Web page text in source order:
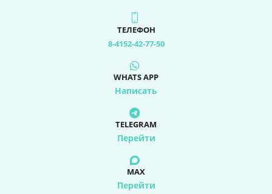
ТЕЛЕФОН
8-4152-42-77-50
WHATS APP
Написать
TELEGRAM
Перейти
MAX
Перейти